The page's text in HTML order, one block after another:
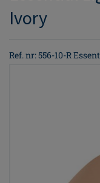
Ivory
Ref. nr: 556-10-R